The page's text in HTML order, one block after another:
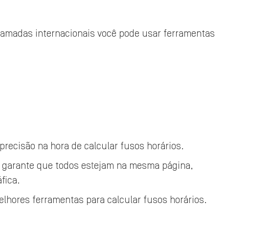
internacionais você pode usar ferramentas
na hora de calcular fusos horários.
que todos estejam na mesma página,
ferramentas para calcular fusos horários.